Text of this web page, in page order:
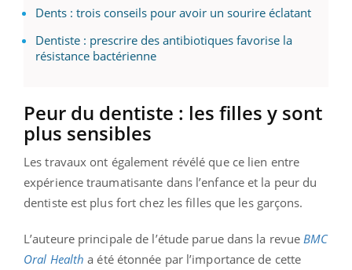
Dents : trois conseils pour avoir un sourire éclatant
Dentiste : prescrire des antibiotiques favorise la
résistance bactérienne
Peur du dentiste : les filles y sont
plus sensibles
Les travaux ont également révélé que ce lien entre
expérience traumatisante dans l’enfance et la peur du
dentiste est plus fort chez les filles que les garçons.
L’auteure principale de l’étude parue dans la revue BMC
Oral Health a été étonnée par l’importance de cette